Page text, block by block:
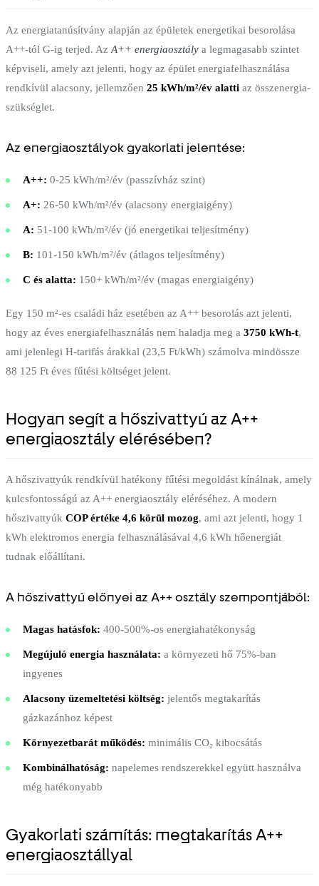
Az energiatanúsítvány alapján az épületek energetikai besorolása
A++-tól G-ig terjed. Az A++ energiaosztály a legmagasabb szintet
képviseli, amely azt jelenti, hogy az épület energiafelhasználása
rendkívül alacsony, jellemzően 25 kWh/m²/év alatti az összenergia-
szükséglet.
Az energiaosztályok gyakorlati jelentése:
A++: 0-25 kWh/m²/év (passzívház szint)
A+: 26-50 kWh/m²/év (alacsony energiaigény)
A: 51-100 kWh/m²/év (jó energetikai teljesítmény)
B: 101-150 kWh/m²/év (átlagos teljesítmény)
C és alatta: 150+ kWh/m²/év (magas energiaigény)
Egy 150 m²-es családi ház esetében az A++ besorolás azt jelenti,
hogy az éves energiafelhasználás nem haladja meg a 3750 kWh-t,
ami jelenlegi H-tarifás árakkal (23,5 Ft/kWh) számolva mindössze
88 125 Ft éves fűtési költséget jelent.
Hogyan segít a hőszivattyú az A++
energiaosztály elérésében?
A hőszivattyúk rendkívül hatékony fűtési megoldást kínálnak, amely
kulcsfontosságú az A++ energiaosztály eléréséhez. A modern
hőszivattyúk COP értéke 4,6 körül mozog, ami azt jelenti, hogy 1
kWh elektromos energia felhasználásával 4,6 kWh hőenergiát
tudnak előállítani.
A hőszivattyú előnyei az A++ osztály szempontjából:
Magas hatásfok: 400-500%-os energiahatékonyság
Megújuló energia használata: a környezeti hő 75%-ban
ingyenes
Alacsony üzemeltetési költség: jelentős megtakarítás
gázkazánhoz képest
Környezetbarát működés: minimális CO₂ kibocsátás
Kombinálhatóság: napelemes rendszerekkel együtt használva
még hatékonyabb
Gyakorlati számítás: megtakarítás A++
energiaosztállyal